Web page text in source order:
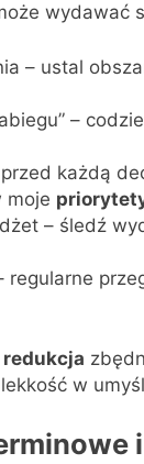
wydawać
– ustal
–
każdą
moje
– śledź
regularne
redukcja
w